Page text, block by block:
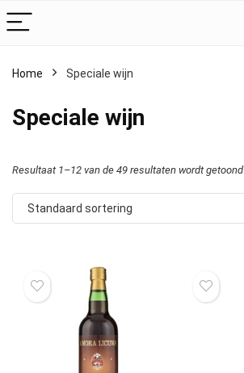
Home Speciale wijn
Speciale wijn
Resultaat 1–12 van de 49 resultaten wordt getoond
Standaard sortering